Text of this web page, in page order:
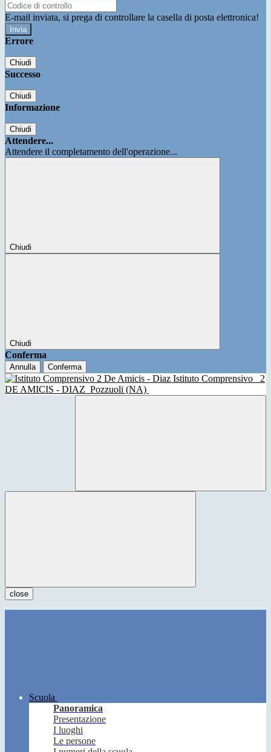
E-mail inviata, si prega di controllare la casella di posta elettronica!
Errore
Chiudi
Successo
Chiudi
Informazione
Chiudi
Attendere...
Attendere il completamento dell'operazione...
Chiudi
Chiudi
Conferma
Annulla Conferma
Istituto Comprensivo
2
DE AMICIS - DIAZ Pozzuoli (NA)
close
Scuola
Panoramica
Presentazione
I luoghi
Le persone